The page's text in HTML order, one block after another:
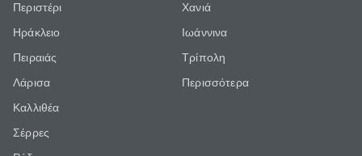
Περιστέρι
Ηράκλειο
Πειραιάς
Λάρισα
Καλλιθέα
Σέρρες
Χανιά
Ιωάννινα
Τρίπολη
Περισσότερα